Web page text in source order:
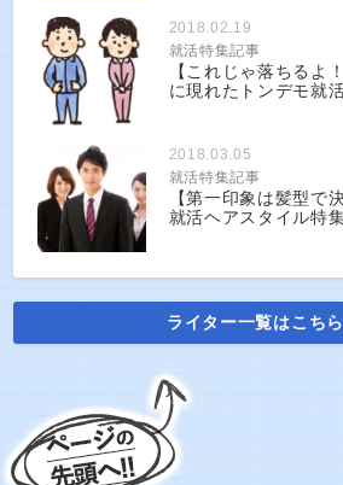
2018.02.19
就活特集記事
【これじゃ落ちるよ
に現れたトンデモ就
2018.03.05
就活特集記事
【第一印象は髪型で
就活ヘアスタイル特
ライター一覧はこちら